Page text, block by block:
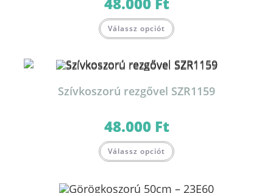
Válassz opciót
Szívkoszorú rezgővel SZR1159
48.000 Ft
Válassz opciót